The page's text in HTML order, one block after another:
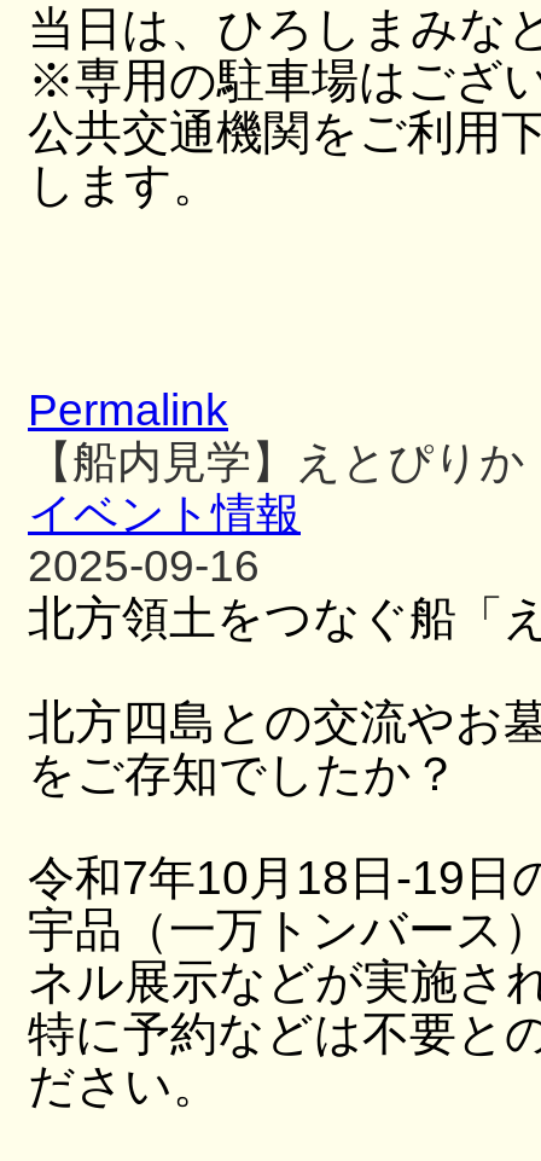
当日は、ひろしまみな
※専用の駐車場はござ
公共交通機関をご利用
します。
Permalink
【船内見学】えとぴりか
イベント情報
2025-09-16
北方領土をつなぐ船「
北方四島との交流やお
をご存知でしたか？
令和7年10月18日-19日
宇品（一万トンバース
ネル展示などが実施さ
特に予約などは不要と
ださい。